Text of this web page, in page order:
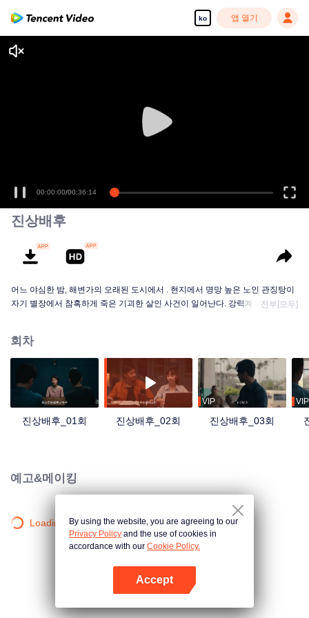
ko 앱 열기
00:00:00/00:36:14
진상배후
어느 야심한 밤, 해변가의 오래된 도시에서 . 현지에서 명망 높은 노인 관징탕이
자기 별장에서 참혹하게 죽은 기괴한 살인 사건이 일어난다. 강력계 팀장 안핑
다. 이와 동시에 관징탕과 관계가 좋은 사람들이 속속들이 죽어나가고, 안핑과
상제는 오래된 사건을 발견하게 되면서 안핑의 사부이자 상제의 아버지가 그 사
건에 의해 죽은 것을 알게 되는데...
전부[모두]
회차
진상배후_01회 진상배후_02회
VIP
진상배후_03회
VIP
예고&메이킹
Loading…By using the website, you are agreeing to our
Privacy Policy and the use of cookies in
accordance with our Cookie Policy.
Accept